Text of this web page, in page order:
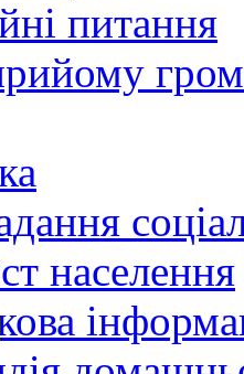
питання
населення